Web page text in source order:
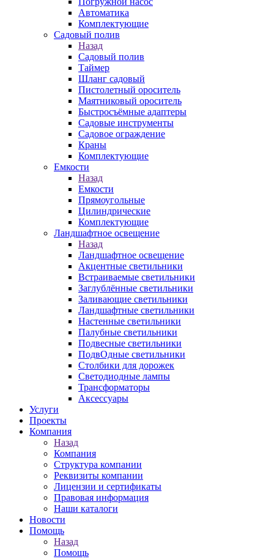
Автоматика
Комплектующие
Садовый полив
Назад
Садовый полив
Таймер
Шланг садовый
Пистолетный ороситель
Маятниковый ороситель
Быстросъёмные адаптеры
Садовые инструменты
Садовое ограждение
Краны
Комплектующие
Емкости
Назад
Емкости
Прямоугольные
Цилиндрические
Комплектующие
Ландшафтное освещение
Назад
Ландшафтное освещение
Акцентные светильники
Встраиваемые светильники
Заглублённые светильники
Заливающие светильники
Ландшафтные светильники
Настенные светильники
Палубные светильники
Подвесные светильники
ПодвОдные светильники
Столбики для дорожек
Светодиодные лампы
Трансформаторы
Аксессуары
Услуги
Проекты
Компания
Назад
Компания
Структура компании
Реквизиты компании
Лицензии и сертификаты
Правовая информация
Наши каталоги
Новости
Помощь
Назад
Помощь